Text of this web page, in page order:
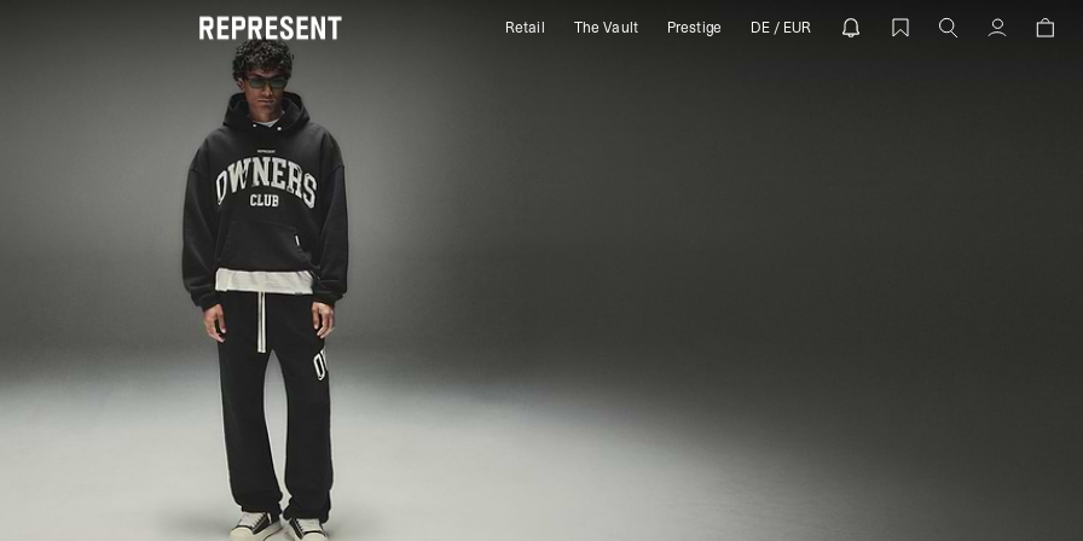
CLUB DES PROPRIÉTAIRES | REPRESENT Retail The Vault Prestige DE / EUR Compte